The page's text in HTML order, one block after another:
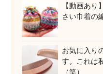
【動画あ
さい巾着の
お気に入り
す。これは
（笑）